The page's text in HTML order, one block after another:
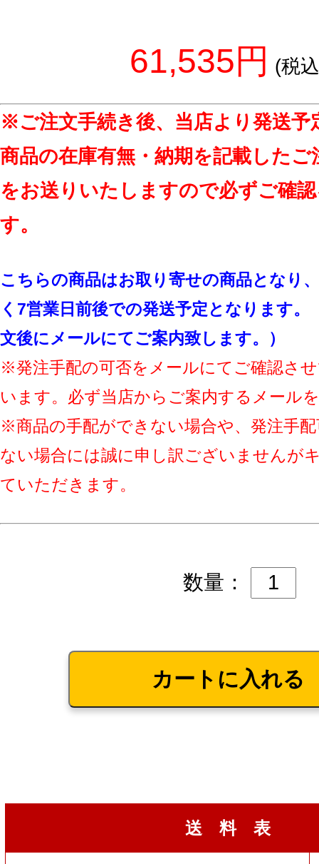
61,535円 (税
※ご注文手続き後、当店より発送予
商品の在庫有無・納期を記載したご
をお送りいたしますので必ずご確
す。
こちらの商品はお取り寄せの商品となり
く7営業日前後での発送予定となります。
文後にメールにてご案内致します。）
※発注手配の可否をメールにてご確認さ
います。必ず当店からご案内するメール
※商品の手配ができない場合や、発注手
ない場合には誠に申し訳ございませんが
ていただきます。
数量：
送 料 表